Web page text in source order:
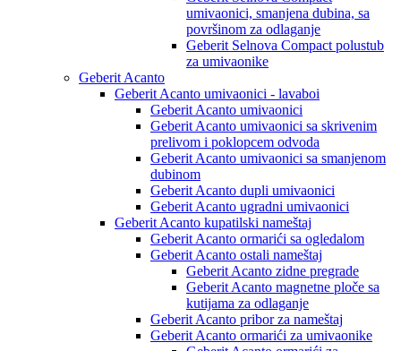
umivaonici, smanjena dubina, sa
površinom za odlaganje
Geberit Selnova Compact polustub
za umivaonike
Geberit Acanto
Geberit Acanto umivaonici - lavaboi
Geberit Acanto umivaonici
Geberit Acanto umivaonici sa skrivenim
prelivom i poklopcem odvoda
Geberit Acanto umivaonici sa smanjenom
dubinom
Geberit Acanto dupli umivaonici
Geberit Acanto ugradni umivaonici
Geberit Acanto kupatilski nameštaj
Geberit Acanto ormarići sa ogledalom
Geberit Acanto ostali nameštaj
Geberit Acanto zidne pregrade
Geberit Acanto magnetne ploče sa
kutijama za odlaganje
Geberit Acanto pribor za nameštaj
Geberit Acanto ormarići za umivaonike